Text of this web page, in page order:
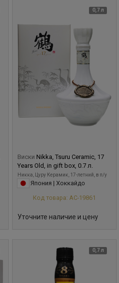
0,7 л
Виски Nikka, Tsuru Ceramic, 17
Years Old, in gift box, 0.7 л.
Никка, Цуру Керамик, 17-летний, в п/у
Япония | Хоккайдо
Код товара: АС-19861
Уточните наличие и цену
0,7 л